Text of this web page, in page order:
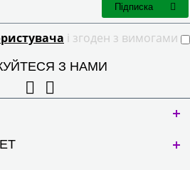
і згоден з вимогами
Підписка
З НАМИ